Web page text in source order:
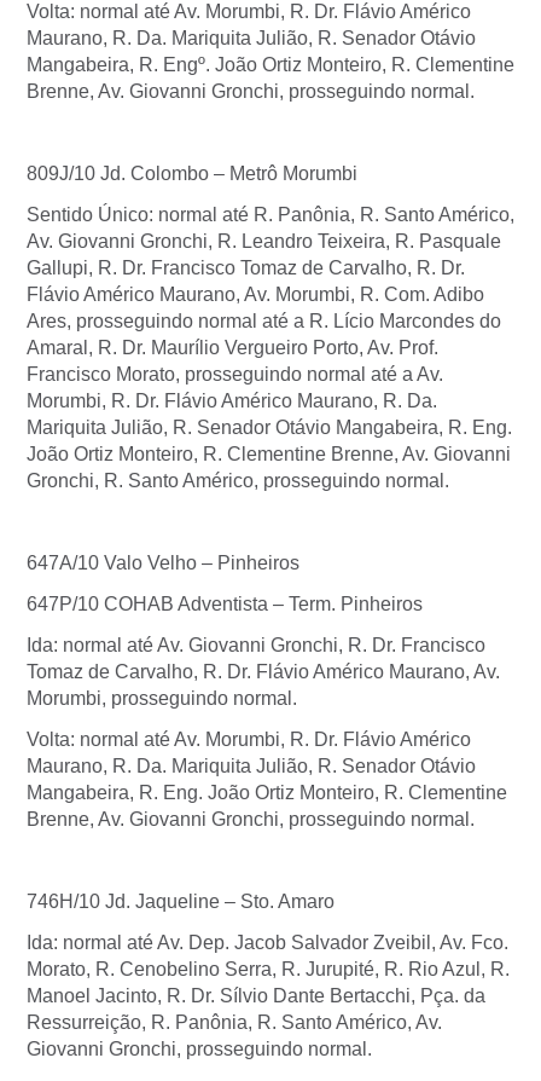
Volta: normal até Av. Morumbi, R. Dr. Flávio Américo
Maurano, R. Da. Mariquita Julião, R. Senador Otávio
Mangabeira, R. Engº. João Ortiz Monteiro, R. Clementine
Brenne, Av. Giovanni Gronchi, prosseguindo normal.
809J/10 Jd. Colombo – Metrô Morumbi
Sentido Único: normal até R. Panônia, R. Santo Américo,
Av. Giovanni Gronchi, R. Leandro Teixeira, R. Pasquale
Gallupi, R. Dr. Francisco Tomaz de Carvalho, R. Dr.
Flávio Américo Maurano, Av. Morumbi, R. Com. Adibo
Ares, prosseguindo normal até a R. Lício Marcondes do
Amaral, R. Dr. Maurílio Vergueiro Porto, Av. Prof.
Francisco Morato, prosseguindo normal até a Av.
Morumbi, R. Dr. Flávio Américo Maurano, R. Da.
Mariquita Julião, R. Senador Otávio Mangabeira, R. Eng.
João Ortiz Monteiro, R. Clementine Brenne, Av. Giovanni
Gronchi, R. Santo Américo, prosseguindo normal.
647A/10 Valo Velho – Pinheiros
647P/10 COHAB Adventista – Term. Pinheiros
Ida: normal até Av. Giovanni Gronchi, R. Dr. Francisco
Tomaz de Carvalho, R. Dr. Flávio Américo Maurano, Av.
Morumbi, prosseguindo normal.
Volta: normal até Av. Morumbi, R. Dr. Flávio Américo
Maurano, R. Da. Mariquita Julião, R. Senador Otávio
Mangabeira, R. Eng. João Ortiz Monteiro, R. Clementine
Brenne, Av. Giovanni Gronchi, prosseguindo normal.
746H/10 Jd. Jaqueline – Sto. Amaro
Ida: normal até Av. Dep. Jacob Salvador Zveibil, Av. Fco.
Morato, R. Cenobelino Serra, R. Jurupité, R. Rio Azul, R.
Manoel Jacinto, R. Dr. Sílvio Dante Bertacchi, Pça. da
Ressurreição, R. Panônia, R. Santo Américo, Av.
Giovanni Gronchi, prosseguindo normal.